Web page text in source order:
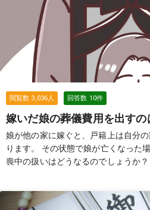
閲覧数 3,036人 回答数 10件
嫁いだ娘の葬儀費用を出すの
娘が他の家に嫁ぐと、戸籍上は自分
ります。 その状態で娘が亡くなった
喪中の扱いはどうなるのでしょうか